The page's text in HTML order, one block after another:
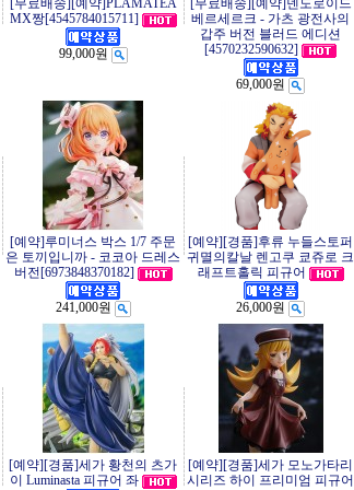
[무료배송][예약]PLAMATEA
MX짱[4545784015711]
99,000원
[무료배송][예약]넨도로이드
베르세르크 - 가츠 광전사의
갑주 버전 블러드 에디션
[4570232590632]
69,000원
[예약]루미너스 박스 1/7 주문
은 토끼입니까 - 코코아 드레스
버전[6973848370182]
241,000원
[예약][경품]후류 누들스토퍼
귀멸의칼날 렌고쿠 쿄쥬로 크
래프트홀릭 피규어
26,000원
[예약][경품]세가 황천의 츠가
이 Luminasta 피규어 좌
[예약][경품]세가 모노가타리
시리즈 하이 프리미엄 피규어